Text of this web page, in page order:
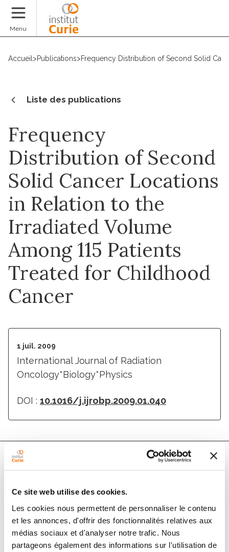
Ce site web utilise des cookies.
Les cookies nous permettent de personnaliser le contenu
et les annonces, d'offrir des fonctionnalités relatives aux
médias sociaux et d'analyser notre trafic. Nous
partageons également des informations sur l'utilisation de
Menu
Accueil >Publications>Frequency Distribution of Second Solid
Liste des publications
Frequency
Distribution of Second
Solid Cancer Locations
in Relation to the
Irradiated Volume
Among 115 Patients
Treated for Childhood
Cancer
1 juil. 2009
International Journal of Radiation
Oncology*Biology*Physics
DOI : 10.1016/j.ijrobp.2009.01.040
Ibrahima Diallo, Nadia Haddy, Elisabeth Adjadj, Akhtar
Samand, Eric Quiniou, Jean Chavaudra, Iannis Alziar,
Nathalie Perret, Sylvie Guérin, Dimitri Lefkopoulos,
Florent de Vathaire